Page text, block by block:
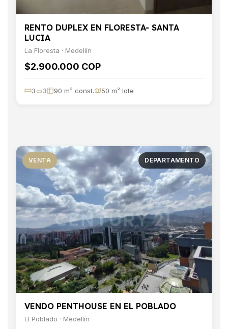
RENTO DUPLEX EN FLORESTA- SANTA
LUCIA
La Floresta · Medellín
$2.900.000 COP
3 3 90 m² const. 50 m² lote
VENTA DEPARTAMENTO
VENDO PENTHOUSE EN EL POBLADO
El Poblado · Medellín